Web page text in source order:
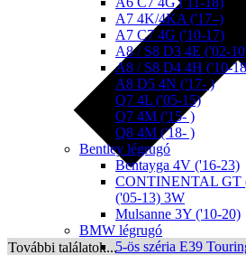
További találatok...
A7 4K/4KA ('17–)
A7 C7 4G ('10-17)
A8 / S8 D3 4E ('02-
A8 / S8 D4 4H ('10-
A8 D5 4N ('17- )
Q7 4L ('05-15)
Q7 4M ('15- )
Q8 4M ('18- )
Bentley légrugó
Bentayga 4V ('16-23)
CONTINENTAL GT
('05-13) 3W
Mulsanne 3Y ('10-20)
BMW légrugó
5-ös széria E39